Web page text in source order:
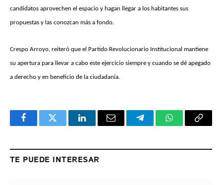
candidatos aprovechen el espacio y hagan llegar a los habitantes sus
propuestas y las conozcan más a fondo.
Crespo Arroyo, reiteró que el Partido Revolucionario Institucional mantiene
su apertura para llevar a cabo este ejercicio siempre y cuando se dé apegado
a derecho y en beneficio de la ciudadanía.
FacebookTwitter LinkedInEmail TelegramWhatsApp
Copy
TE PUEDE INTERESAR